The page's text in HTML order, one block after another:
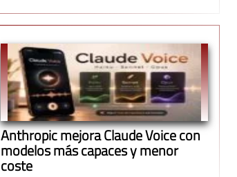
Anthropic mejora Claude Voice con
modelos más capaces y menor
coste